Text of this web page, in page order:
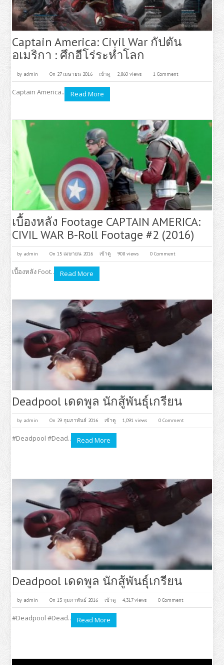
Captain America: Civil War กัปตัน
อเมริกา : ศึกฮีโร่ระห่ำโลก
by admin On 27 เมษายน 2016 เข้าดู 2,860 views 1 Comment
Captain America.. Read More
เบื้องหลัง Footage CAPTAIN AMERICA:
CIVIL WAR B-Roll Footage #2 (2016)
by admin On 15 เมษายน 2016 เข้าดู 908 views 0 Comment
เบื้องหลัง Foot.. Read More
Deadpool เดดพูล นักสู้พันธุ์เกรียน
by admin On 29 กุมภาพันธ์ 2016 เข้าดู 1,091 views 0 Comment
#Deadpool #Dead.. Read More
Deadpool เดดพูล นักสู้พันธุ์เกรียน
by admin On 13 กุมภาพันธ์ 2016 เข้าดู 4,317 views 0 Comment
#Deadpool #Dead.. Read More